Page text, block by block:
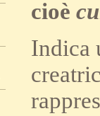
cioè
Indica